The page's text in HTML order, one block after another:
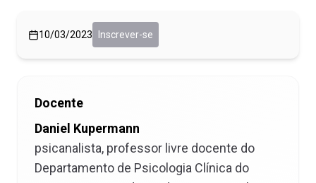
10/03/2023 Inscrever-se
Docente
Daniel Kupermann
psicanalista, professor livre docente do
Departamento de Psicologia Clínica do